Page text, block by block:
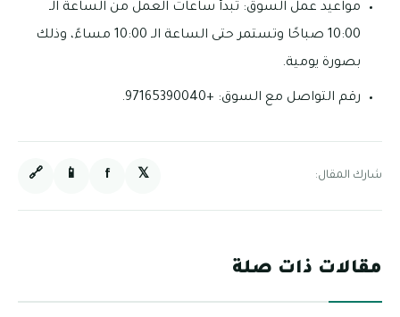
مواعيد عمل السوق: تبدأ ساعات العمل من الساعة الـ
10:00 صباحًا وتستمر حتى الساعة الـ 10:00 مساءً، وذلك
بصورة يومية.
رقم التواصل مع السوق: +97165390040.
شارك المقال: 𝕏
f
📱
🔗
مقالات ذات صلة